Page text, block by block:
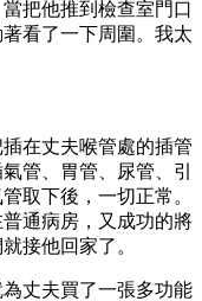
把他推到檢查室門口
看了一下周圍。我太
在丈夫喉管處的插管
管、胃管、尿管、引
取下後，一切正常。
通病房，又成功的將
接他回家了。
丈夫買了一張多功能